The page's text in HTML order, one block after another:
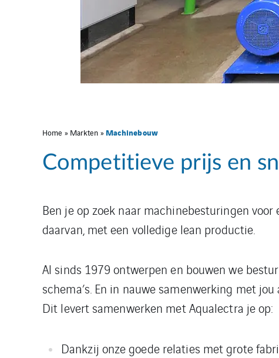
Home » Markten » Machinebouw
Competitieve prijs en
Ben je op zoek naar machinebesturingen
daarvan, met een volledige lean productie.
Al sinds 1979 ontwerpen en bouwen we
schema’s. En in nauwe samenwerking met
Dit levert samenwerken met Aqualectra je op:
Dankzij onze goede relaties met grote